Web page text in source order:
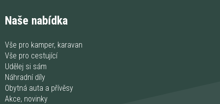
Naše nabídka
Vše pro kamper, karavan
Vše pro cestující
Udělej si sám
Náhradní díly
Obytná auta a přívěsy
Akce, novinky